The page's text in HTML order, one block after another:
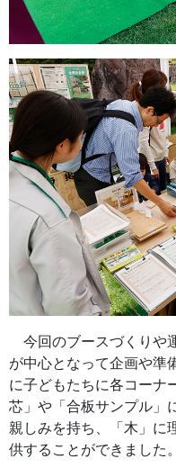
今回のブースづくりや
が中心となって企画や準
に子どもたちに各コーナ
芯」や「合板サンプル」
親しみを持ち、「木」に
供することができました。